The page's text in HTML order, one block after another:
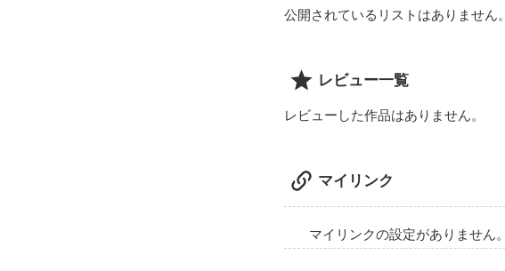
公開されているリストはありません。
レビュー一覧
レビューした作品はありません。
マイリンク
マイリンクの設定がありません。